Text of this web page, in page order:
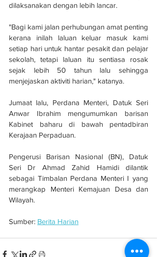
dilaksanakan dengan lebih lancar.
"Bagi kami jalan perhubungan amat penting
kerana inilah laluan keluar masuk kami
setiap hari untuk hantar pesakit dan pelajar
sekolah, tetapi laluan itu sentiasa rosak
sejak lebih 50 tahun lalu sehingga
menjejaskan aktiviti harian," katanya.
Jumaat lalu, Perdana Menteri, Datuk Seri
Anwar Ibrahim mengumumkan barisan
Kabinet baharu di bawah pentadbiran
Kerajaan Perpaduan.
Pengerusi Barisan Nasional (BN), Datuk
Seri Dr Ahmad Zahid Hamidi dilantik
sebagai Timbalan Perdana Menteri I yang
merangkap Menteri Kemajuan Desa dan
Wilayah.
Sumber: Berita Harian